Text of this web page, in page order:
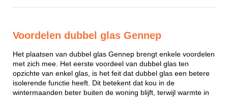
Voordelen dubbel glas Gennep
Het plaatsen van dubbel glas Gennep brengt enkele voordelen
met zich mee. Het eerste voordeel van dubbel glas ten
opzichte van enkel glas, is het feit dat dubbel glas een betere
isolerende functie heeft. Dit betekent dat kou in de
wintermaanden beter buiten de woning blijft, terwijl warmte in